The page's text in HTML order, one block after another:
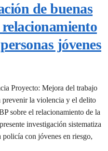
de buenas
jóvenes
Proyecto: Mejora del trabajo
prevenir la violencia y el delito
sobre el relacionamiento de la
investigación sistematiza
policía con jóvenes en riesgo,